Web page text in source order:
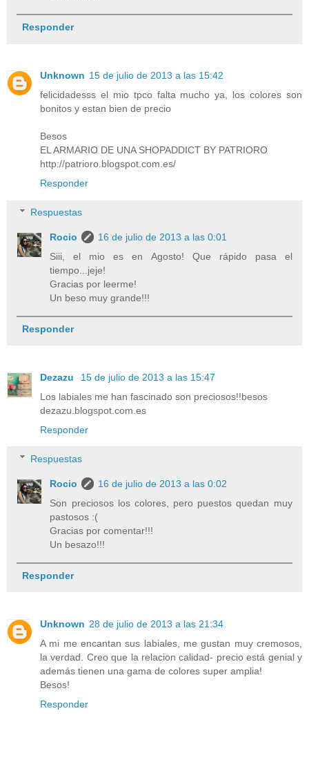
Responder
Unknown 15 de julio de 2013 a las 15:42
felicidadesss el mio tpco falta mucho ya, los colores son
bonitos y estan bien de precio
Besos
EL ARMARIO DE UNA SHOPADDICT BY PATRIORO
http://patrioro.blogspot.com.es/
Responder
Respuestas
Rocio
16 de julio de 2013 a las 0:01
Siii, el mio es en Agosto! Que rápido pasa el
tiempo...jeje!
Gracias por leerme!
Un beso muy grande!!!
Responder
Dezazu
15 de julio de 2013 a las 15:47
Los labiales me han fascinado son preciosos!!besos
dezazu.blogspot.com.es
Responder
Respuestas
Rocio
16 de julio de 2013 a las 0:02
Son preciosos los colores, pero puestos quedan muy
pastosos :(
Gracias por comentar!!!
Un besazo!!!
Responder
Unknown 28 de julio de 2013 a las 21:34
A mi me encantan sus labiales, me gustan muy cremosos,
la verdad. Creo que la relacion calidad- precio está genial y
además tienen una gama de colores super amplia!
Besos!
Responder